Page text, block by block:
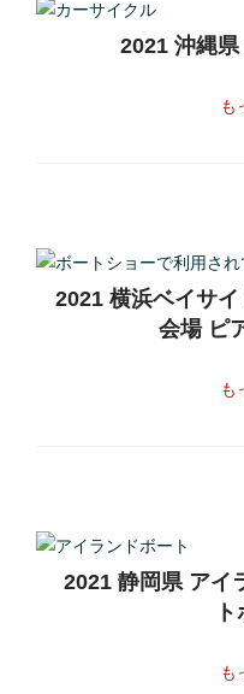
2021 沖縄
も
2021 横浜ベイサ
会場 ピ
も
2021 静岡県 アイ
も